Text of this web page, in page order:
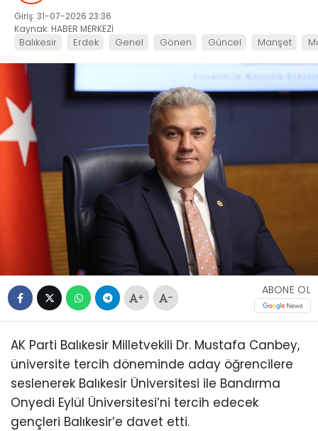
Giriş: 31-07-2026 23:36
Kaynak: HABER MERKEZİ
Balıkesir Erdek Genel Gönen Güncel Manşet
+ -
ABONE OL
AK Parti Balıkesir Milletvekili Dr. Mustafa Canbey,
üniversite tercih döneminde aday öğrencilere
seslenerek Balıkesir Üniversitesi ile Bandırma
Onyedi Eylül Üniversitesi’ni tercih edecek
gençleri Balıkesir’e davet etti.